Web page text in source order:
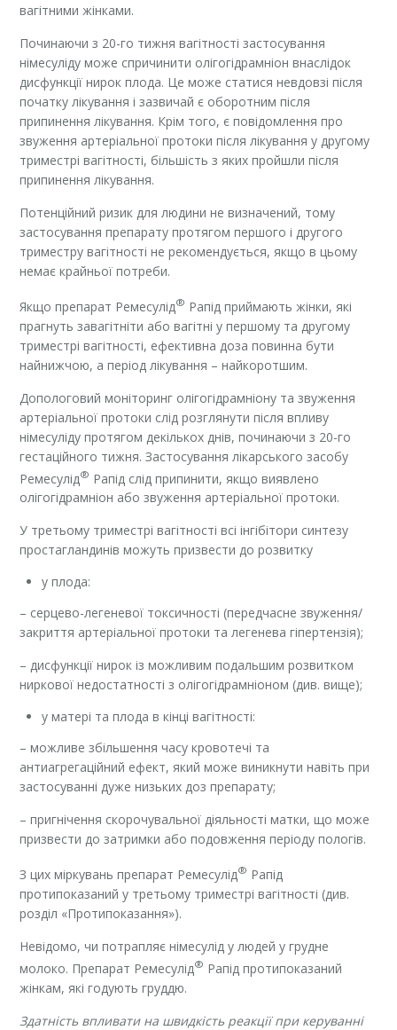
вагітними жінками.
Починаючи з 20-го тижня вагітності застосування
німесуліду може спричинити олігогідрамніон внаслідок
дисфункції нирок плода. Це може статися невдовзі після
початку лікування і зазвичай є оборотним після
припинення лікування. Крім того, є повідомлення про
звуження артеріальної протоки після лікування у другому
триместрі вагітності, більшість з яких пройшли після
припинення лікування.
Потенційний ризик для людини не визначений, тому
застосування препарату протягом першого і другого
триместру вагітності не рекомендується, якщо в цьому
немає крайньої потреби.
Якщо препарат Ремесулід® Рапід приймають жінки, які
прагнуть завагітніти або вагітні у першому та другому
триместрі вагітності, ефективна доза повинна бути
найнижчою, а період лікування – найкоротшим.
Допологовий моніторинг олігогідрамніону та звуження
артеріальної протоки слід розглянути після впливу
німесуліду протягом декількох днів, починаючи з 20-го
гестаційного тижня. Застосування лікарського засобу
Ремесулід® Рапід слід припинити, якщо виявлено
олігогідрамніон або звуження артеріальної протоки.
У третьому триместрі вагітності всі інгібітори синтезу
простагландинів можуть призвести до розвитку
у плода:
– серцево-легеневої токсичності (передчасне звуження/
закриття артеріальної протоки та легенева гіпертензія);
– дисфункції нирок із можливим подальшим розвитком
ниркової недостатності з олігогідрамніоном (див. вище);
у матері та плода в кінці вагітності:
– можливе збільшення часу кровотечі та
антиагрегаційний ефект, який може виникнути навіть при
застосуванні дуже низьких доз препарату;
– пригнічення скорочувальної діяльності матки, що може
призвести до затримки або подовження періоду пологів.
З цих міркувань препарат Ремесулід® Рапід
протипоказаний у третьому триместрі вагітності (див.
розділ «Протипоказання»).
Невідомо, чи потрапляє німесулід у людей у грудне
молоко. Препарат Ремесулід® Рапід протипоказаний
жінкам, які годують груддю.
Здатність впливати на швидкість реакції при керуванні